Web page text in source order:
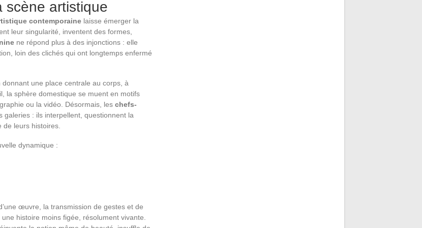
scène artistique
contemporaine laisse émerger la
leur singularité, inventent des formes,
ne répond plus à des injonctions : elle
loin des clichés qui ont longtemps enfermé
une place centrale au corps, à
la sphère domestique se muent en motifs
ou la vidéo. Désormais, les chefs-
galeries : ils interpellent, questionnent la
leurs histoires.
dynamique :
œuvre, la transmission de gestes et de
histoire moins figée, résolument vivante.